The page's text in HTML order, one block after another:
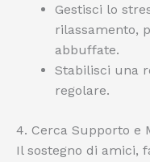
Gestisci lo
rilassamento,
abbuffate.
Stabilisci una
regolare.
4. Cerca Supporto e
Il sostegno di amici,